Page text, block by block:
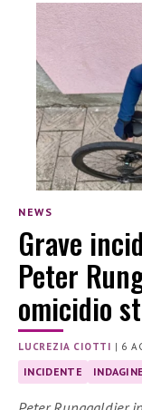
NEWS
Grave
Peter
omicidio
LUCREZIA CIOTTI | 6
INCIDENTE INDAGINE